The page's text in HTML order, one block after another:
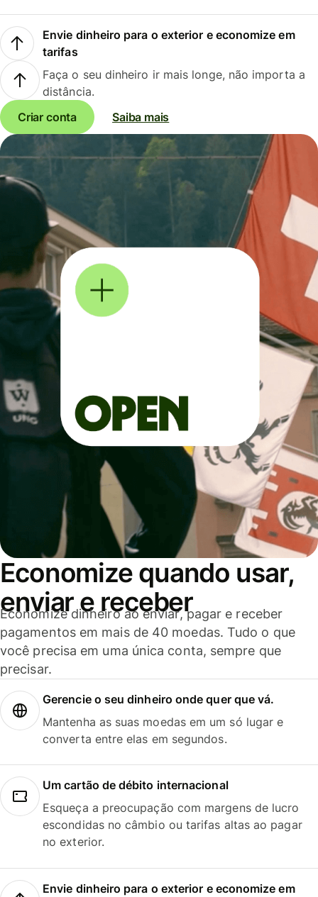
Envie dinheiro para o exterior e economize em
tarifas
Faça o seu dinheiro ir mais longe, não importa a
distância.
Criar conta
Saiba mais
Economize quando usar,
enviar e receber
Economize dinheiro ao enviar, pagar e receber
pagamentos em mais de 40 moedas. Tudo o que
você precisa em uma única conta, sempre que
precisar.
Gerencie o seu dinheiro onde quer que vá.
Mantenha as suas moedas em um só lugar e
converta entre elas em segundos.
Um cartão de débito internacional
Esqueça a preocupação com margens de lucro
escondidas no câmbio ou tarifas altas ao pagar
no exterior.
Envie dinheiro para o exterior e economize em